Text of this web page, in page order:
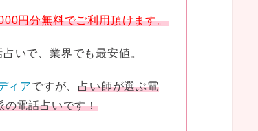
円分無料でご利用頂けます。
いで、業界でも最安値。
ィアですが、占い師が選ぶ電
の電話占いです！